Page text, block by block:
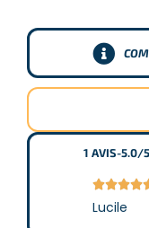
CE QUE NOUS
– Capacité à vivre
– Esprit d’initiative.
1 AVIS-5.0/

Lucile